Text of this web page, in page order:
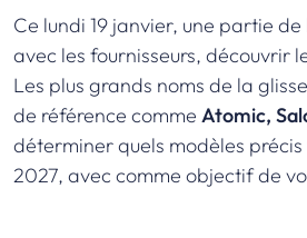
Ce lundi 19 janvier, une partie de
avec les fournisseurs, découvrir
Les plus grands noms de la
de référence comme Atomic,
déterminer quels modèles
2027, avec comme objectif de